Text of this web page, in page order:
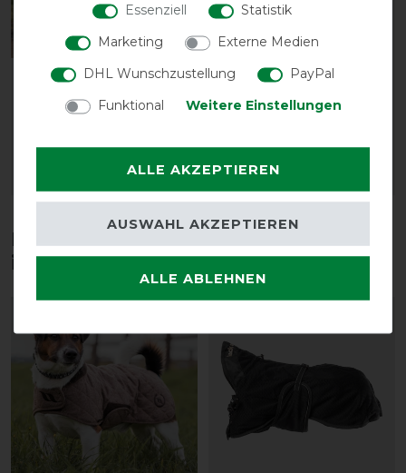
Back on Track Obsidian
150g Turnout rug +
287,10 € *
ARTIKEL MERKEN
Back on Track Ace
Führstrick
12,50 € *
ARTIKEL MERKEN
Diese Produkte könnten dich auch
interessieren
Essenziell
Statistik
Marketing
Externe Medien
DHL Wunschzustellung
PayPal
Funktional
Weitere Einstellungen
ALLE AKZEPTIEREN
ALLE ABLEHNEN
AUSWAHL AKZEPTIEREN